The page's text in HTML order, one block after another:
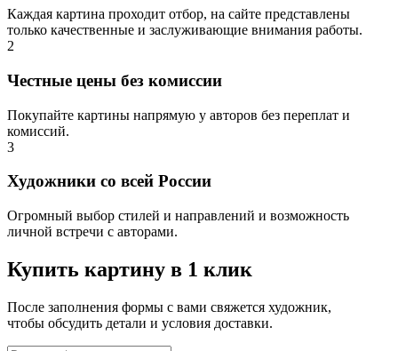
Каждая картина проходит отбор, на сайте представлены
только качественные и заслуживающие внимания работы.
2
Честные цены без комиссии
Покупайте картины напрямую у авторов без переплат и
комиссий.
3
Художники со всей России
Огромный выбор стилей и направлений и возможность
личной встречи с авторами.
Купить картину в 1 клик
После заполнения формы с вами свяжется художник,
чтобы обсудить детали и условия доставки.